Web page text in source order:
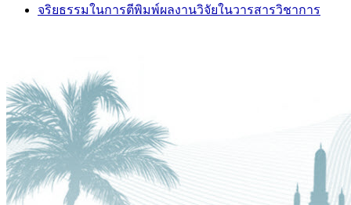
จริยธรรมในการตีพิมพ์ผลงานวิจัยในวารสารวิชาการ